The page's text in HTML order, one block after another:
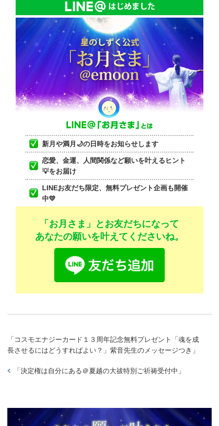
新月や満月🌙の日時をお知らせします
恋愛、金運、人間関係など願いを叶えるヒント
💡をお届け
LINEお友だち限定、無料プレゼント企画も開催
中💛
「お月さま」とお友だちになって
あなたの願いを叶えてくださいね。
「 コスモエナジーカード１３周年記念無料プレゼント「魂を成
長させるにはどうすればよい？」紫音先生のメッセージつき 」
「決定権は自分にある＠夏越の大祓特別ご祈祷受付中 」